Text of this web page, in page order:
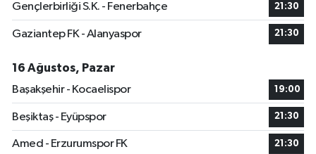
Gençlerbirliği S.K. - Fenerbahçe 21:30
Gaziantep FK - Alanyaspor 21:30
16 Ağustos, Pazar
Başakşehir - Kocaelispor
19:00
Beşiktaş - Eyüpspor 21:30
Amed - Erzurumspor FK 21:30